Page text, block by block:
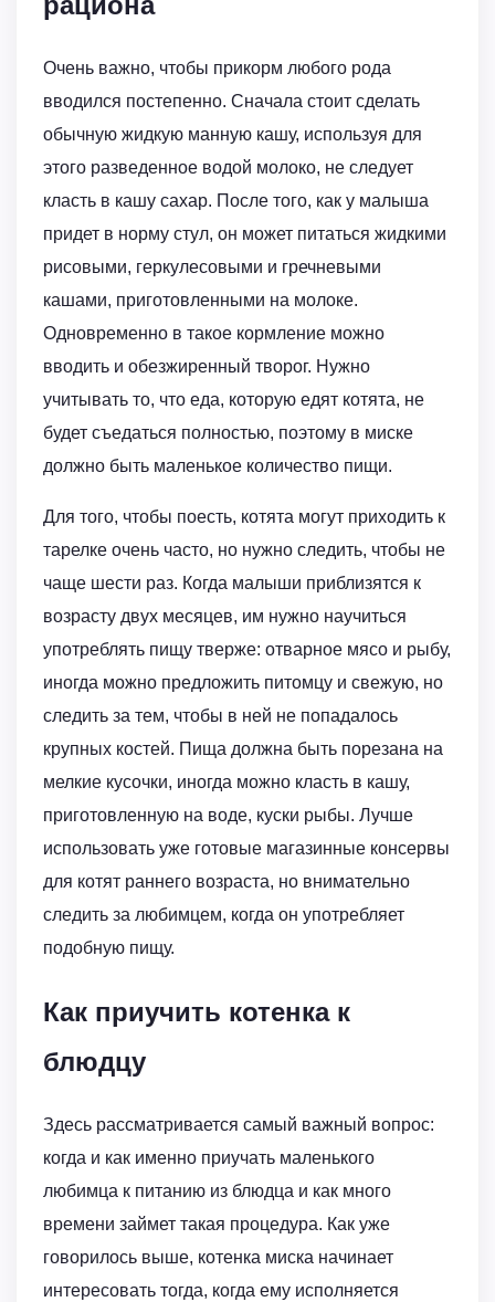
Очень важно, чтобы прикорм любого рода
вводился постепенно. Сначала стоит сделать
обычную жидкую манную кашу, используя для
этого разведенное водой молоко, не следует
класть в кашу сахар. После того, как у малыша
придет в норму стул, он может питаться жидкими
рисовыми, геркулесовыми и гречневыми
кашами, приготовленными на молоке.
Одновременно в такое кормление можно
вводить и обезжиренный творог. Нужно
учитывать то, что еда, которую едят котята, не
будет съедаться полностью, поэтому в миске
должно быть маленькое количество пищи.
Для того, чтобы поесть, котята могут приходить к
тарелке очень часто, но нужно следить, чтобы не
чаще шести раз. Когда малыши приблизятся к
возрасту двух месяцев, им нужно научиться
употреблять пищу тверже: отварное мясо и рыбу,
иногда можно предложить питомцу и свежую, но
следить за тем, чтобы в ней не попадалось
крупных костей. Пища должна быть порезана на
мелкие кусочки, иногда можно класть в кашу,
приготовленную на воде, куски рыбы. Лучше
использовать уже готовые магазинные консервы
для котят раннего возраста, но внимательно
следить за любимцем, когда он употребляет
подобную пищу.
Как приучить котенка к
блюдцу
Здесь рассматривается самый важный вопрос:
когда и как именно приучать маленького
любимца к питанию из блюдца и как много
времени займет такая процедура. Как уже
говорилось выше, котенка миска начинает
интересовать тогда, когда ему исполняется